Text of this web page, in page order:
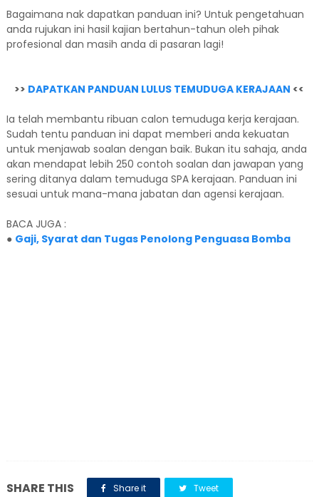
Bagaimana nak dapatkan panduan ini? Untuk pengetahuan
anda rujukan ini hasil kajian bertahun-tahun oleh pihak
profesional dan masih anda di pasaran lagi!
>> DAPATKAN PANDUAN LULUS TEMUDUGA KERAJAAN <<
Ia telah membantu ribuan calon temuduga kerja kerajaan.
Sudah tentu panduan ini dapat memberi anda kekuatan
untuk menjawab soalan dengan baik. Bukan itu sahaja, anda
akan mendapat lebih 250 contoh soalan dan jawapan yang
sering ditanya dalam temuduga SPA kerajaan. Panduan ini
sesuai untuk mana-mana jabatan dan agensi kerajaan.
BACA JUGA :
● Gaji, Syarat dan Tugas Penolong Penguasa Bomba
SHARE THIS Share it Tweet